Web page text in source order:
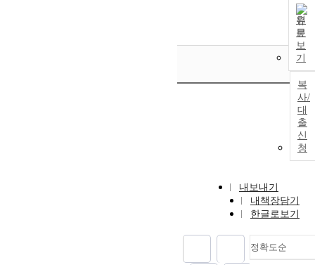
원
문
보
기
복
사/
대
출
신
청
내보내기
내책장담기
한글로보기
정확도순